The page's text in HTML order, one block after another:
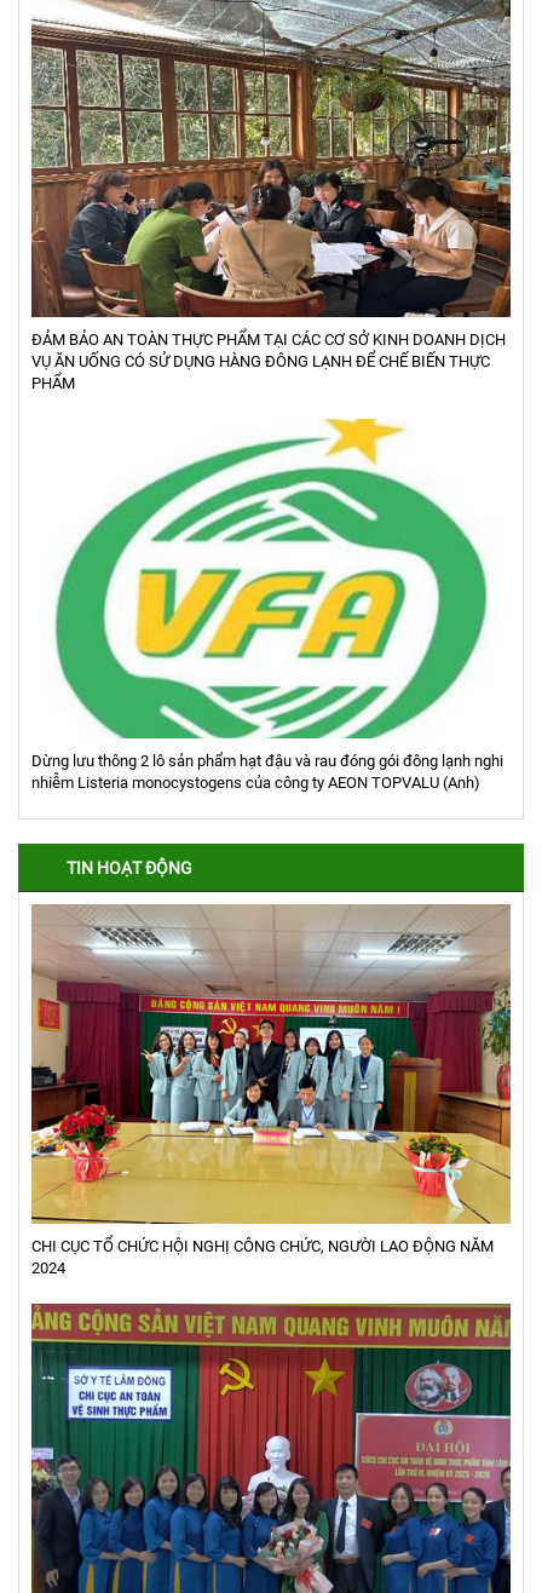
ĐẢM BẢO AN TOÀN THỰC PHẨM TẠI CÁC CƠ SỞ KINH DOANH DỊCH
VỤ ĂN UỐNG CÓ SỬ DỤNG HÀNG ĐÔNG LẠNH ĐỂ CHẾ BIẾN THỰC
PHẨM
Dừng lưu thông 2 lô sản phẩm hạt đậu và rau đóng gói đông lạnh nghi
nhiễm Listeria monocystogens của công ty AEON TOPVALU (Anh)
TIN HOẠT ĐỘNG
CHI CỤC TỔ CHỨC HỘI NGHỊ CÔNG CHỨC, NGƯỜI LAO ĐỘNG NĂM
2024